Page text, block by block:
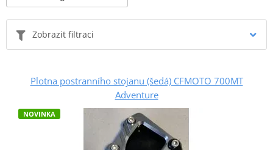
Zobrazit filtraci
Plotna postranního stojanu (šedá) CFMOTO 700MT
Adventure
NOVINKA